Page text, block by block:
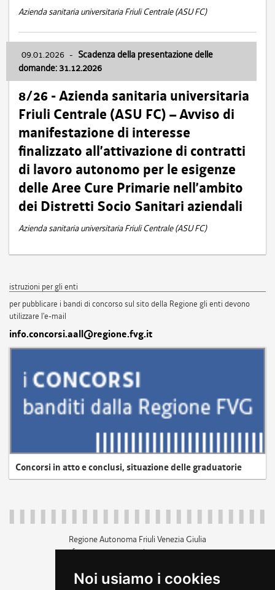
Noi usiamo i cookies
Azienda sanitaria universitaria Friuli Centrale (ASU FC)
09.01.2026 - Scadenza della presentazione delle
domande: 31.12.2026
8/26 - Azienda sanitaria universitaria
Friuli Centrale (ASU FC) – Avviso di
manifestazione di interesse
finalizzato all’attivazione di contratti
di lavoro autonomo per le esigenze
delle Aree Cure Primarie nell’ambito
dei Distretti Socio Sanitari aziendali
Azienda sanitaria universitaria Friuli Centrale (ASU FC)
istruzioni per gli enti
per pubblicare i bandi di concorso sul sito della Regione gli enti devono
utilizzare l'e-mail
info.concorsi.aall@regione.fvg.it
Concorsi in atto e conclusi, situazione delle graduatorie
Regione Autonoma Friuli Venezia Giulia
c.f. 80014930327; p.iva 00526040324
+39 040 3771111